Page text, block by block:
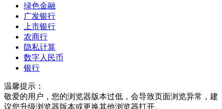
绿色金融
广发银行
上市银行
农商行
隐私计算
数字人民币
银行
温馨提示：
敬爱的用户，您的浏览器版本过低，会导致页面浏览异常，建
议您升级浏览器版本或更换其他浏览器打开。